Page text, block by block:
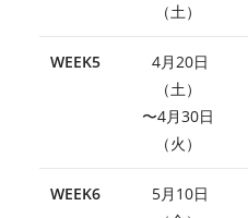
（土）
WEEK5
4月20日
（土）
〜4月30日
（火）
WEEK6
5月10日